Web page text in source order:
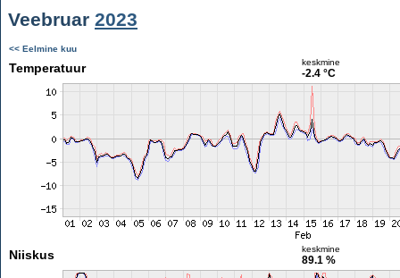
Veebruar 2023
<< Eelmine kuu
Temperatuur keskmine
-2.4 °C
Niiskus keskmine
89.1 %